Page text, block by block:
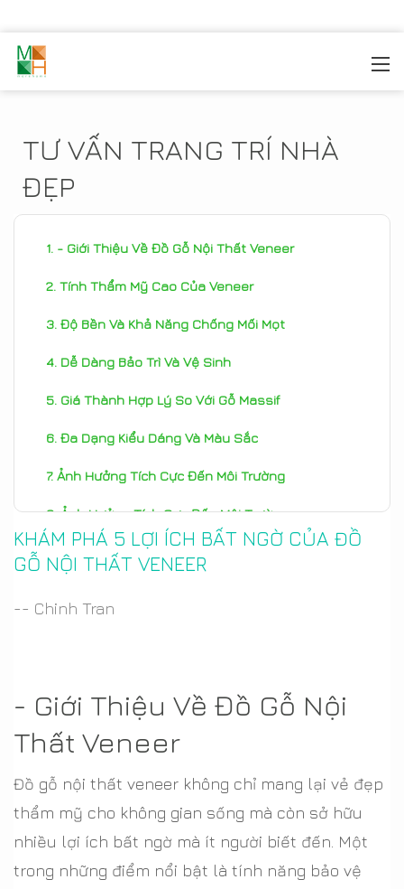
TƯ VẤN TRANG TRÍ NHÀ
ĐẸP
- Giới Thiệu Về Đồ Gỗ Nội Thất Veneer
Tính Thẩm Mỹ Cao Của Veneer
Độ Bền Và Khả Năng Chống Mối Mọt
Dễ Dàng Bảo Trì Và Vệ Sinh
Giá Thành Hợp Lý So Với Gỗ Massif
Đa Dạng Kiểu Dáng Và Màu Sắc
Ảnh Hưởng Tích Cực Đến Môi Trường
Ảnh Hưởng Tích Cực Đến Môi Trường
Kết Luận Về Lợi Ích Đồ Gỗ Veneer
KHÁM PHÁ 5 LỢI ÍCH BẤT NGỜ CỦA ĐỒ
GỖ NỘI THẤT VENEER
-- Chinh Tran
- Giới Thiệu Về Đồ Gỗ Nội
Thất Veneer
Đồ gỗ nội thất veneer không chỉ mang lại vẻ đẹp
thẩm mỹ cho không gian sống mà còn sở hữu
nhiều lợi ích bất ngờ mà ít người biết đến. Một
trong những điểm nổi bật là tính năng bảo vệ